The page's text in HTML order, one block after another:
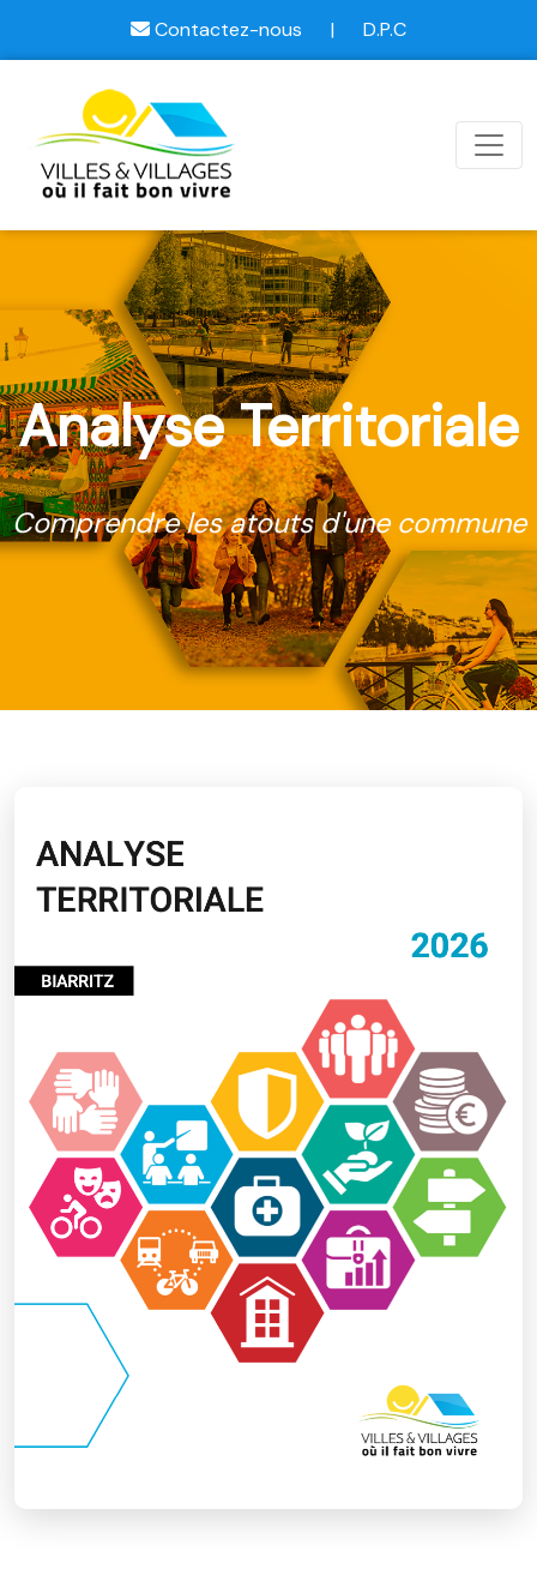
Contactez-nous | D.P.C
Analyse Territoriale
Comprendre les atouts d'une commune